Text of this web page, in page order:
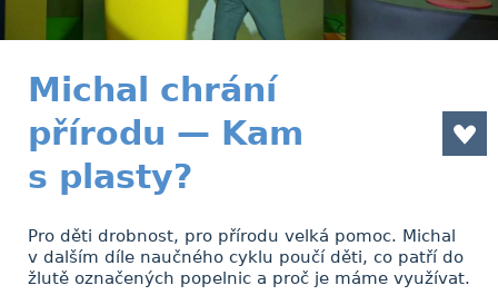
Michal chrání
přírodu — Kam
s plasty?
Pro děti drobnost, pro přírodu velká pomoc. Michal
v dalším díle naučného cyklu poučí děti, co patří do
žlutě označených popelnic a proč je máme využívat.